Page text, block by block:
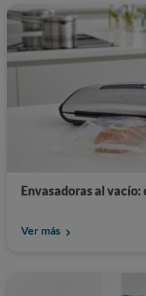
Envasadoras al
Ver más